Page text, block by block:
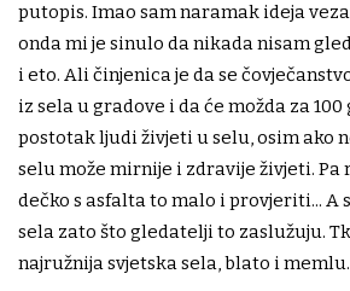
putopis. Imao sam naramak ideja
onda mi je sinulo da nikada nisam
i eto. Ali činjenica je da se
iz sela u gradove i da će možda za
postotak ljudi živjeti u selu, osim ako
selu može mirnije i zdravije živjeti. Pa
dečko s asfalta to malo i provjeriti... A
sela zato što gledatelji to zaslužuju.
najružnija svjetska sela, blato i